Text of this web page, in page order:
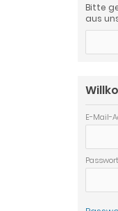
Bitte
aus
E-Mail-